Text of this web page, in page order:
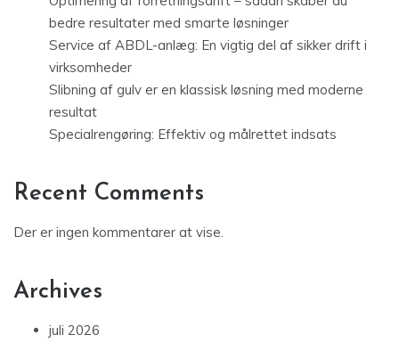
bedre resultater med smarte løsninger
Service af ABDL-anlæg: En vigtig del af sikker drift i
virksomheder
Slibning af gulv er en klassisk løsning med moderne
resultat
Specialrengøring: Effektiv og målrettet indsats
Recent Comments
Der er ingen kommentarer at vise.
Archives
juli 2026